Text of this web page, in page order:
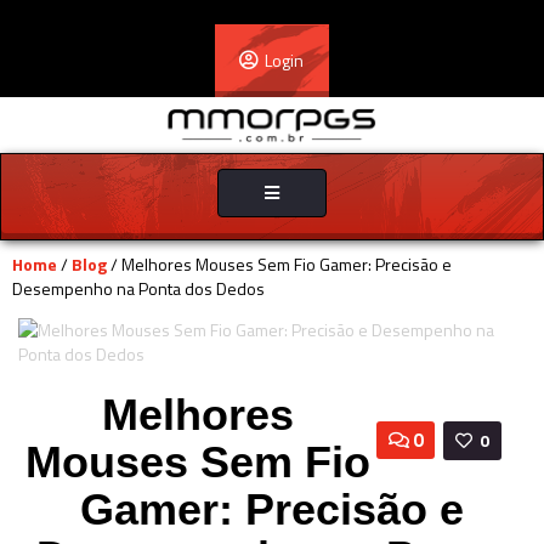
Login
Toggle
navigation
Home/Blog/ Melhores Mouses Sem Fio Gamer: Precisão e
Desempenho na Ponta dos Dedos
0
0
Melhores
Mouses Sem Fio
Gamer: Precisão e